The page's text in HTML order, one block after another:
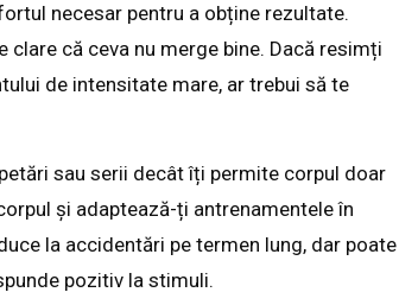
necesar pentru a obține rezultate.
că ceva nu merge bine. Dacă resimți
de intensitate mare, ar trebui să te
sau serii decât îți permite corpul doar
și adaptează-ți antrenamentele în
la accidentări pe termen lung, dar poate
pozitiv la stimuli.